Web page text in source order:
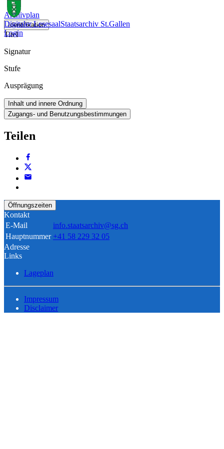
Digitaler LesesaalStaatsarchiv St.Gallen
Login
Archivplan
Identifikation
Titel
Signatur
Stufe
Ausprägung
Inhalt und innere Ordnung
Zugangs- und Benutzungsbestimmungen
Teilen
Öffnungszeiten
Kontakt
E-Mail
info.staatsarchiv@sg.ch
Hauptnummer +41 58 229 32 05
Adresse
Links
Lageplan
Impressum
Disclaimer